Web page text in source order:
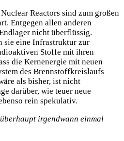
Reactors sind zum großen
Entgegen allen anderen
nicht überflüssig.
sie eine Infrastruktur zur
Stoffe mit ihren
die Kernenergie mit neuen
des Brennstoffkreislaufs
als bisher, ist nicht
darüber, wie teuer neue
rein spekulativ.
überhaupt irgendwann einmal